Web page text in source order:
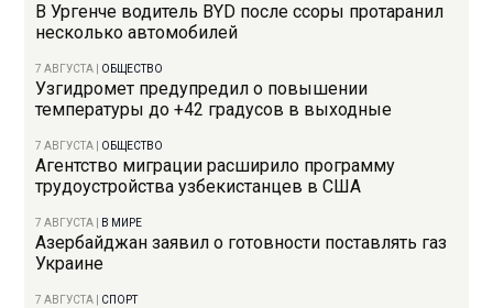
В Ургенче водитель BYD после ссоры протаранил
несколько автомобилей
7 АВГУСТА ОБЩЕСТВО
Узгидромет предупредил о повышении
температуры до +42 градусов в выходные
7 АВГУСТА ОБЩЕСТВО
Агентство миграции расширило программу
трудоустройства узбекистанцев в США
7 АВГУСТА В МИРЕ
Азербайджан заявил о готовности поставлять газ
Украине
7 АВГУСТА СПОРТ